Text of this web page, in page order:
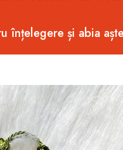
înțelegere și abia